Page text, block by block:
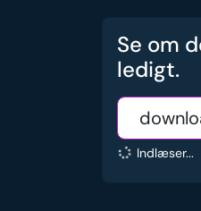
Se om
ledigt.
Indlæser...